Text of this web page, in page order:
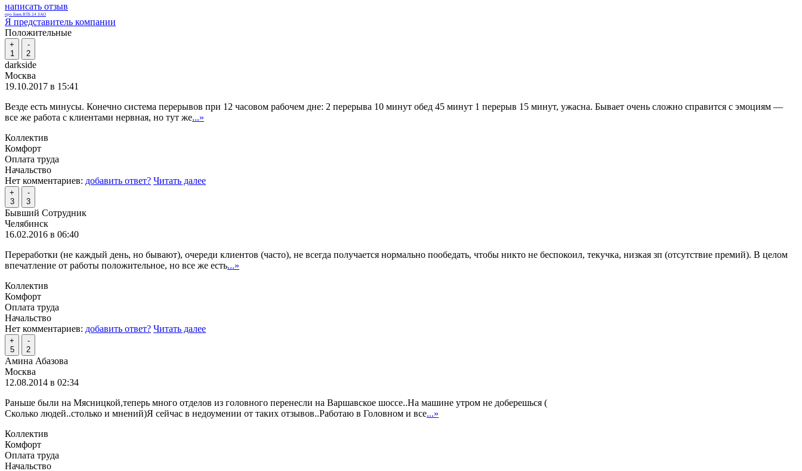
написать отзыв
про Банк ВТБ 24 ЗАО
Я представитель компании
Положительные
+
1
-
2
darkside
Москва
19.10.2017 в 15:41
Везде есть минусы. Конечно система перерывов при 12 часовом рабочем дне: 2 перерыва 10 минут обед 45 минут 1 перерыв 15 минут, ужасна. Бывает очень сложно справится с эмоциям —
все же работа с клиентами нервная, но тут же...»
Коллектив
Комфорт
Оплата труда
Начальство
Нет комментариев: добавить ответ? Читать далее
+
3
-
3
Бывший Сотрудник
Челябинск
16.02.2016 в 06:40
Переработки (не каждый день, но бывают), очереди клиентов (часто), не всегда получается нормально пообедать, чтобы никто не беспокоил, текучка, низкая зп (отсутствие премий). В целом
впечатление от работы положительное, но все же есть...»
Коллектив
Комфорт
Оплата труда
Начальство
Нет комментариев: добавить ответ? Читать далее
+
5
-
2
Амина Абазова
Москва
12.08.2014 в 02:34
Раньше были на Мясницкой,теперь много отделов из головного перенесли на Варшавское шоссе..На машине утром не доберешься (
Сколько людей..столько и мнений)Я сейчас в недоумении от таких отзывов..Работаю в Головном и все...»
Коллектив
Комфорт
Оплата труда
Начальство